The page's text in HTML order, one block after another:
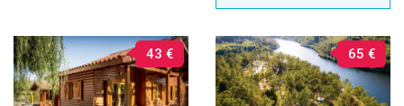
43 € 65 €